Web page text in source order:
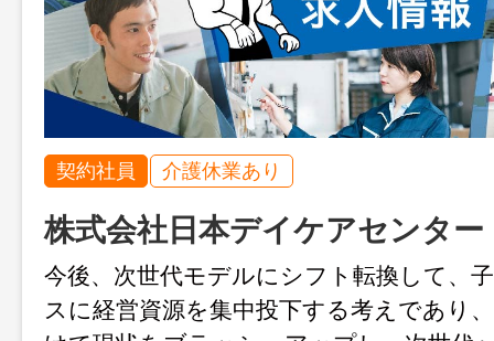
契約社員 介護休業あり
株式会社日本デイケアセンター
今後、次世代モデルにシフト転換して、
スに経営資源を集中投下する考えであり